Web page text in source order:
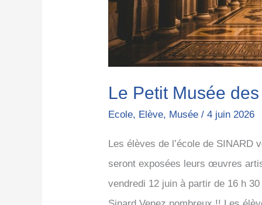
Le Petit Musée
Ecole, Elève, Musée /4 juin 2026
Les élèves de l’école de
seront exposées leurs œuvres
vendredi 12 juin à partir de 16 h